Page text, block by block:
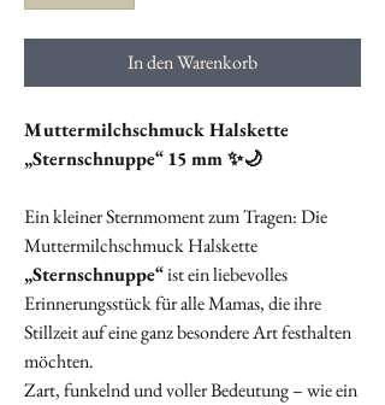
In den Warenkorb
Muttermilchschmuck Halskette
„Sternschnuppe“ 15 mm ✨🌙
Ein kleiner Sternmoment zum Tragen: Die
Muttermilchschmuck Halskette
„Sternschnuppe“ist ein liebevolles
Erinnerungsstück für alle Mamas, die ihre
Stillzeit auf eine ganz besondere Art festhalten
möchten.
Zart, funkelnd und voller Bedeutung – wie ein